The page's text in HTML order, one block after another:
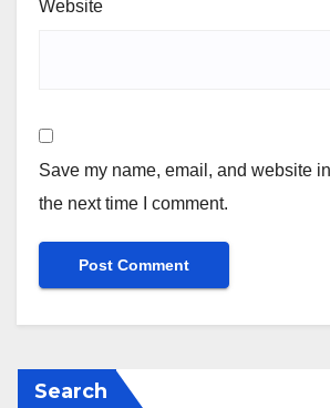
Website
Save my name, email, and website
the next time I comment.
Search